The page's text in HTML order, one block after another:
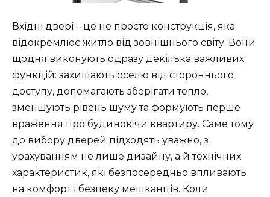
Вхідні двері – це не просто конструкція, яка
відокремлює житло від зовнішнього світу. Вони
щодня виконують одразу декілька важливих
функцій: захищають оселю від стороннього
доступу, допомагають зберігати тепло,
зменшують рівень шуму та формують перше
враження про будинок чи квартиру. Саме тому
до вибору дверей підходять уважно, з
урахуванням не лише дизайну, а й технічних
характеристик, які безпосередньо впливають
на комфорт і безпеку мешканців. Коли